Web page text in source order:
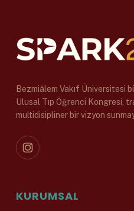
Bezmiâlem Vakıf Üniversitesi
Ulusal Tıp Öğrenci Kongresi,
multidisipliner bir vizyon
KURUMSAL